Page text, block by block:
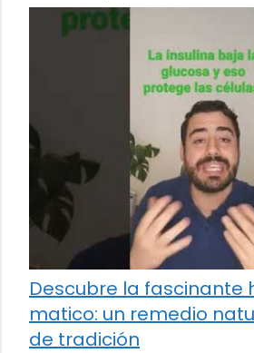
Descubre la fascinante
matico: un remedio
de tradición